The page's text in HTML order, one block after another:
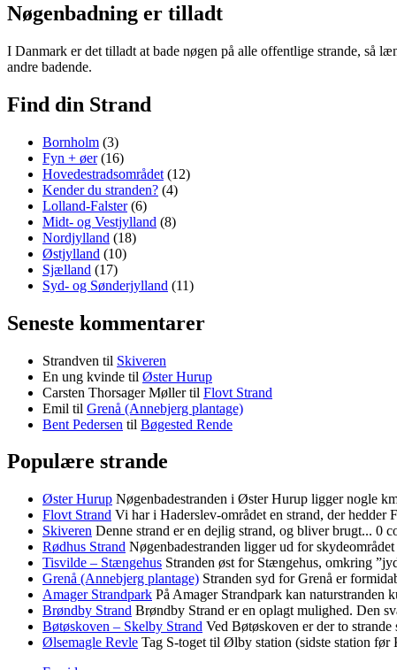
Nøgenbadning er tilladt
I Danmark er det tilladt at bade nøgen på alle offentlige strande, så
andre badende.
Find din Strand
Bornholm (3)
Fyn + øer(16)
Hovedestradsområdet (12)
Kender du stranden? (4)
Lolland-Falster(6)
Midt- og Vestjylland (8)
Nordjylland (18)
Østjylland (10)
Sjælland (17)
Syd- og Sønderjylland (11)
Seneste kommentarer
Strandven til Skiveren
En ung kvinde til Øster Hurup
Carsten Thorsager Møllertil Flovt Strand
Emil til Grenå (Annebjerg plantage)
Bent Pedersen til Bøgested Rende
Populære strande
Øster Hurup Nøgenbadestranden i Øster Hurup ligger nogle
Flovt Strand Vi har i Haderslev-området en strand, der hedder
Skiveren Denne strand er en dejlig strand, og bliver brugt... 0
Rødhus Strand Nøgenbadestranden ligger ud for
Tisvilde – Stængehus Stranden øst for Stængehus, omkring
Grenå (Annebjerg plantage) Stranden syd for Grenå er
Amager Strandpark På Amager Strandpark kan naturstranden
Brøndby Strand Brøndby Strand er en oplagt mulighed. Den
Bøtøskoven – Skelby Strand Ved Bøtøskoven er der to strande
Ølsemagle Revle Tag S-toget til Ølby station (sidste station før